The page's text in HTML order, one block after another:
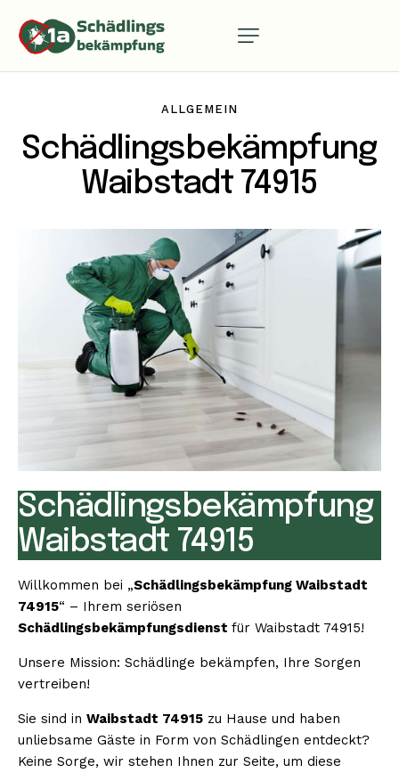
ALLGEMEIN
Schädlingsbekämpfung
Waibstadt 74915
Schädlingsbekämpfung
Waibstadt 74915
Willkommen bei „Schädlingsbekämpfung Waibstadt
74915“ – Ihrem seriösen
Schädlingsbekämpfungsdienst für Waibstadt 74915!
Unsere Mission: Schädlinge bekämpfen, Ihre Sorgen
vertreiben!
Sie sind in Waibstadt 74915 zu Hause und haben
unliebsame Gäste in Form von Schädlingen entdeckt?
Keine Sorge, wir stehen Ihnen zur Seite, um diese